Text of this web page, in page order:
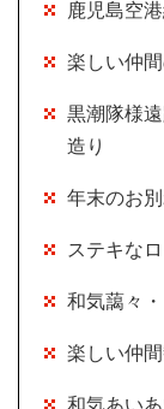
鹿児島空
楽しい仲
黒潮隊様
造り
年末のお
ステキな
和気藹々
楽しい仲